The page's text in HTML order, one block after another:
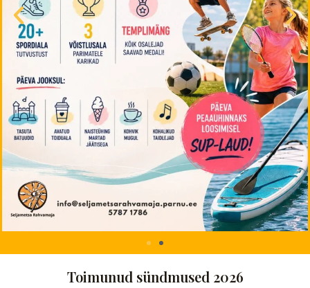
Toimunud sündmused 2026